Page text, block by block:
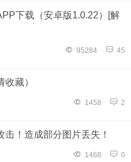
95284 45
藏）
1458 2
！造成部分图片丢失！
1468 0